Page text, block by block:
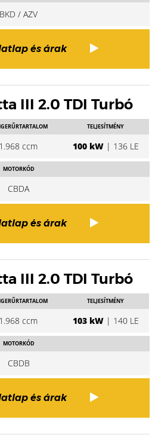
BKD / AZV
és árak
III 2.0 TDI Turbó
1.968 ccm
TELJESÍTMÉNY
100 kW| 136 LE
MOTORKÓD
CBDA
és árak
III 2.0 TDI Turbó
1.968 ccm
TELJESÍTMÉNY
103 kW| 140 LE
MOTORKÓD
CBDB
és árak